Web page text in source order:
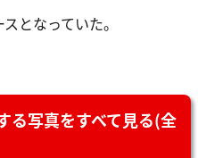
となっていた。
る写真をすべて見る(全